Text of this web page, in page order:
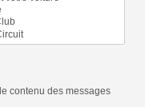
contenu des messages